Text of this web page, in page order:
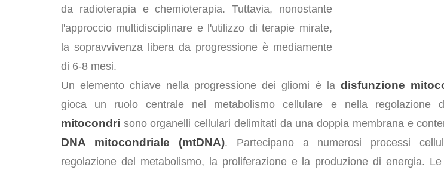
da radioterapia e chemioterapia. Tuttavia, nonostante
l'approccio multidisciplinare e l'utilizzo di terapie mirate,
la sopravvivenza libera da progressione è mediamente
di 6-8 mesi.
Un elemento chiave nella progressione dei gliomi è la disfunzione
gioca un ruolo centrale nel metabolismo cellulare e nella regolazione
mitocondri sono organelli cellulari delimitati da una doppia membrana e
DNA mitocondriale (mtDNA). Partecipano a numerosi processi
regolazione del metabolismo, la proliferazione e la produzione di energia. Le